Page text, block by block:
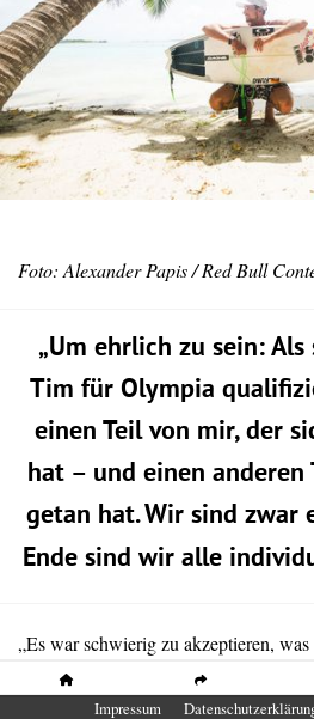
SHARE
Foto: Alexander Papis / Red Bull
„Um ehrlich zu sein:
Tim für Olympia
einen Teil von mir, der
hat – und einen anderen
getan hat. Wir sind zwar
Ende sind wir alle
„Es war schwierig zu akzeptieren,
Tim
geben würde. Man kann sich
Kuchen vorstellen. Nach meiner
Impressum